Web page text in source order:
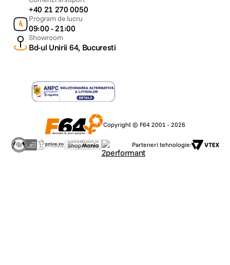
+40 21 270 0050
Program de lucru
09:00 - 21:00
Showroom
Bd-ul Unirii 64, Bucuresti
Copyright © F64 2001 - 2026
Parteneri tehnologie: